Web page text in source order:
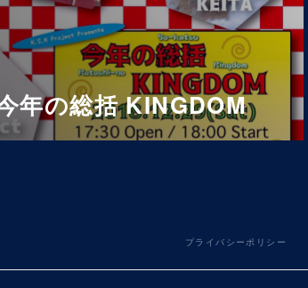
年の総括 KINGDOM
プライバシーポリシー